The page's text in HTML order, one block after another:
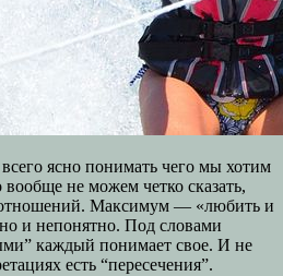
ясно понимать чего мы хотим
не можем четко сказать,
отношений. Максимум — «любить и
и непонятно. Под словами
каждый понимает свое. И не
есть “пересечения”.